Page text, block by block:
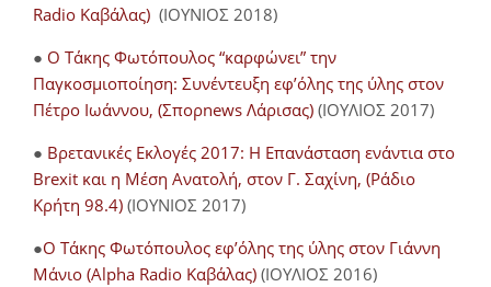
Radio Καβάλας) (ΙΟΥΝΙΟΣ 2018)
● Ο Τάκης Φωτόπουλος “καρφώνει” την
Παγκοσμιοποίηση: Συνέντευξη εφ’όλης της ύλης στον
Πέτρο Ιωάννου, (Σπορnews Λάρισας) (ΙΟΥΛΙΟΣ 2017)
● Βρετανικές Εκλογές 2017: Η Επανάσταση ενάντια στο
Brexit και η Μέση Ανατολή, στον Γ. Σαχίνη, (Ράδιο
Κρήτη 98.4) (ΙΟΥΝΙΟΣ 2017)
●O Τάκης Φωτόπουλος εφ’όλης της ύλης στον Γιάννη
Μάνιο (Alpha Radio Καβάλας) (ΙΟΥΛΙΟΣ 2016)